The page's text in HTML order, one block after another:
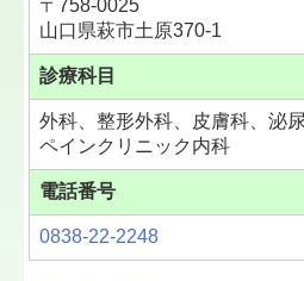
〒758-0025
山口県萩市土原370-1
診療科目
外科、整形外科、皮膚科、泌
ペインクリニック内科
電話番号
0838-22-2248